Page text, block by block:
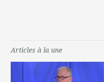
Articles à la une